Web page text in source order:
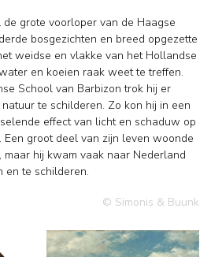
grote voorloper van de Haagse
bosgezichten en breed opgezette
weidse en vlakke van het Hollandse
en koeien raak weet te treffen.
School van Barbizon trok hij er
te schilderen. Zo kon hij in een
effect van licht en schaduw op
groot deel van zijn leven woonde
hij kwam vaak naar Nederland
en te schilderen.
© Simonis & Buunk